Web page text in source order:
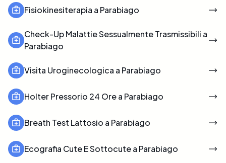
Fisiokinesiterapia a Parabiago
Check-Up Malattie Sessualmente Trasmissibili a
Parabiago
Visita Uroginecologica a Parabiago
Holter Pressorio 24 Ore a Parabiago
Breath Test Lattosio a Parabiago
Ecografia Cute E Sottocute a Parabiago